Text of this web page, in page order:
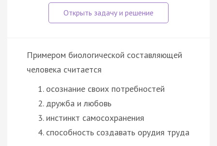
Примером биологической составляющей
человека считается
осознание своих потребностей
дружба и любовь
инстинкт самосохранения
способность создавать орудия труда